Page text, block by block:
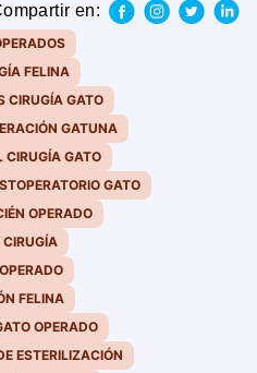
en:
FELINA
CIRUGÍA GATO
GATUNA
CIRUGÍA GATO
GATO
OPERADO
FELINA
OPERADO
ESTERILIZACIÓN